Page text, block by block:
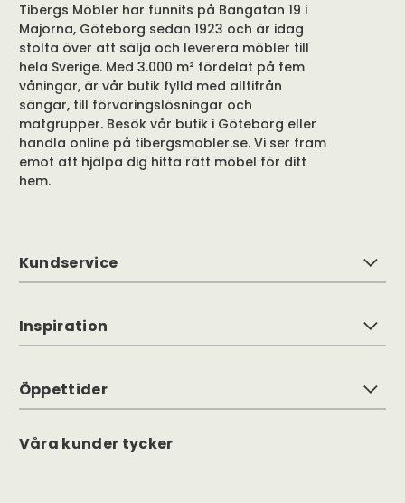
Tibergs Möbler har funnits på Bangatan 19 i
Majorna, Göteborg sedan 1923 och är idag
stolta över att sälja och leverera möbler till
hela Sverige. Med 3.000 m² fördelat på fem
våningar, är vår butik fylld med alltifrån
sängar, till förvaringslösningar och
matgrupper. Besök vår butik i Göteborg eller
handla online på tibergsmobler.se. Vi ser fram
emot att hjälpa dig hitta rätt möbel för ditt
hem.
Kundservice
Inspiration
Öppettider
Våra kunder tycker